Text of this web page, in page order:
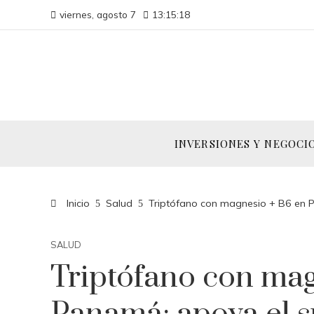
viernes, agosto 7 13:15:19
INVERSIONES Y
Inicio Salud Triptófano con magnesio + B6 en
SALUD
Triptófano con